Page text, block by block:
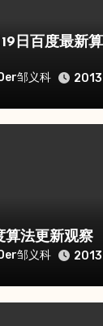
日百度最新
邹义科 2013
算法更新观察
邹义科 2013